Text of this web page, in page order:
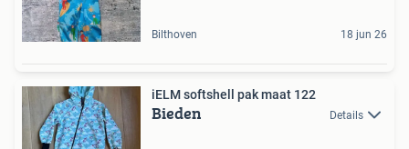
Bilthoven 18 jun 26
iELM softshell pak maat 122
Bieden Details